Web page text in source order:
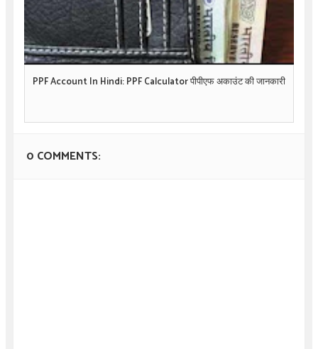
PPF Account In Hindi: PPF Calculator पीपीएफ अकाउंट की जानकारी
0 COMMENTS: